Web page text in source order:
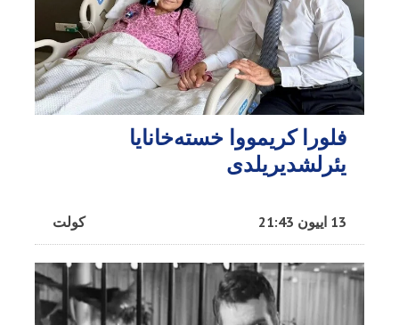
فلورا کریمووا خسته‌خانایا
یئرلشدیریلدی
کولت 13 اییون 21:43